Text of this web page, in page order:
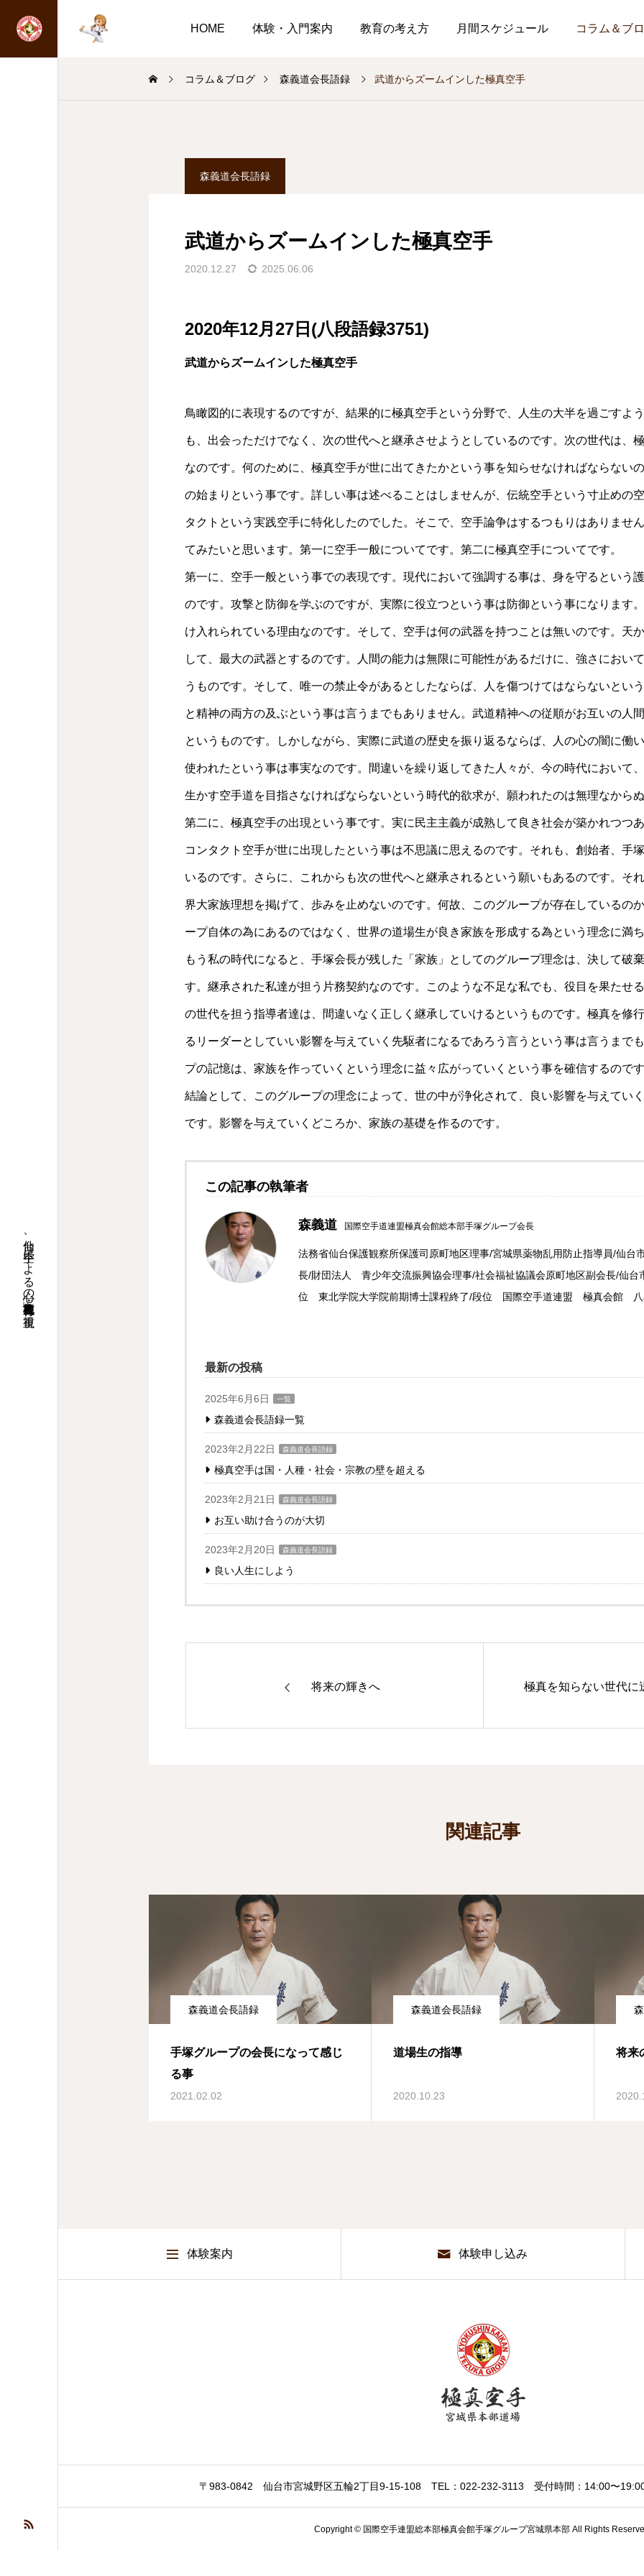
HOME 体験・入門案内 教育の考え方 月間スケジュール コラム＆ブ
仙台、空手による心の教育「礼節・人格」育成を重視。
コラム＆ブログ 森義道会長語録 武道からズームインした極真空手
森義道会長語録
武道からズームインした極真空手
2020.12.27 2025.06.06
2020年12月27日(八段語録3751)
武道からズームインした極真空手
鳥瞰図的に表現するのですが、結果的に極真空手という分野で、人生の大半を過ごすよ
も、出会っただけでなく、次の世代へと継承させようとしているのです。次の世代は、
なのです。何のために、極真空手が世に出てきたかという事を知らせなければならない
の始まりという事です。詳しい事は述べることはしませんが、伝統空手という寸止めの
タクトという実践空手に特化したのでした。そこで、空手論争はするつもりはありませ
てみたいと思います。第一に空手一般についてです。第二に極真空手についてです。
第一に、空手一般という事での表現です。現代において強調する事は、身を守るという
のです。攻撃と防御を学ぶのですが、実際に役立つという事は防御という事になります
け入れられている理由なのです。そして、空手は何の武器を持つことは無いのです。天
して、最大の武器とするのです。人間の能力は無限に可能性があるだけに、強さにおい
うものです。そして、唯一の禁止令があるとしたならば、人を傷つけてはならないとい
と精神の両方の及ぶという事は言うまでもありません。武道精神への従順がお互いの人
というものです。しかしながら、実際に武道の歴史を振り返るならば、人の心の闇に働
使われたという事は事実なのです。間違いを繰り返してきた人々が、今の時代において
生かす空手道を目指さなければならないという時代的欲求が、願われたのは無理なから
第二に、極真空手の出現という事です。実に民主主義が成熟して良き社会が築かれつつ
コンタクト空手が世に出現したという事は不思議に思えるのです。それも、創始者、手
いるのです。さらに、これからも次の世代へと継承されるという願いもあるのです。そ
界大家族理想を掲げて、歩みを止めないのです。何故、このグループが存在しているの
ープ自体の為にあるのではなく、世界の道場生が良き家族を形成する為という理念に満
もう私の時代になると、手塚会長が残した「家族」としてのグループ理念は、決して破
す。継承された私達が担う片務契約なのです。このような不足な私でも、役目を果たせ
の世代を担う指導者達は、間違いなく正しく継承していけるというものです。極真を修
るリーダーとしていい影響を与えていく先駆者になるであろう言うという事は言うまで
プの記憶は、家族を作っていくという理念に益々広がっていくという事を確信するので
結論として、このグループの理念によって、世の中が浄化されて、良い影響を与えてい
です。影響を与えていくどころか、家族の基礎を作るのです。
この記事の執筆者
森義道 国際空手道連盟極真会館総本部手塚グループ会長
法務省仙台保護観察所保護司原町地区理事/宮城県薬物乱用防止指導員/仙台
長/財団法人 青少年交流振興協会理事/社会福祉協議会原町地区副会長/仙台
位 東北学院大学院前期博士課程終了/段位 国際空手道連盟 極真会館
最新の投稿
2025年6月6日 一覧
森義道会長語録一覧
2023年2月22日 森義道会長語録
極真空手は国・人種・社会・宗教の壁を超える
2023年2月21日 森義道会長語録
お互い助け合うのが大切
2023年2月20日 森義道会長語録
良い人生にしよう
将来の輝きへ 極真を知らない世代に
関連記事
森義道会長語録
手塚グループの会長になって感じ
る事
2021.02.02
森義道会長語録
道場生の指導
2020.10.23
将来
体験案内 体験申し込み
〒983-0842 仙台市宮城野区五輪2丁目9-15-108 TEL：022-232-3113 受付時間：14:00〜
Copyright © 国際空手連盟総本部極真会館手塚グループ宮城県本部 All Rights